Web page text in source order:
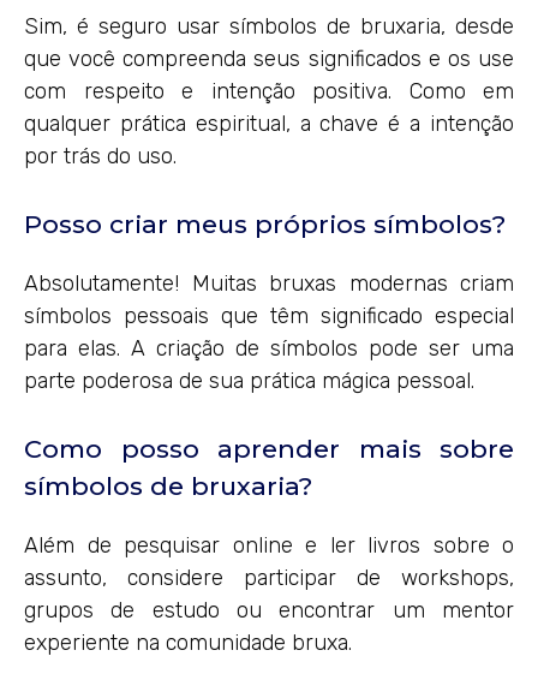
Sim, é seguro usar símbolos de bruxaria, desde
que você compreenda seus significados e os use
com respeito e intenção positiva. Como em
qualquer prática espiritual, a chave é a intenção
por trás do uso.
Posso criar meus próprios símbolos?
Absolutamente! Muitas bruxas modernas criam
símbolos pessoais que têm significado especial
para elas. A criação de símbolos pode ser uma
parte poderosa de sua prática mágica pessoal.
Como posso aprender mais sobre
símbolos de bruxaria?
Além de pesquisar online e ler livros sobre o
assunto, considere participar de workshops,
grupos de estudo ou encontrar um mentor
experiente na comunidade bruxa.